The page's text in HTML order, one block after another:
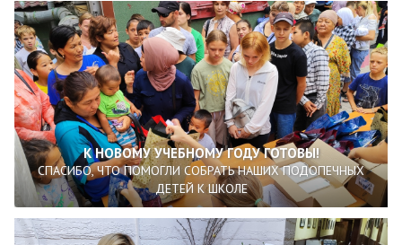
К НОВОМУ УЧЕБНОМУ ГОДУ ГОТОВЫ!
СПАСИБО, ЧТО ПОМОГЛИ СОБРАТЬ НАШИХ ПОДОПЕЧНЫХ
ДЕТЕЙ К ШКОЛЕ